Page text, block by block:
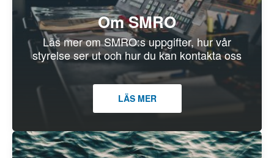
Om SMRO
Läs mer om SMRO:s uppgifter, hur vår
styrelse ser ut och hur du kan kontakta oss
LÄS MER